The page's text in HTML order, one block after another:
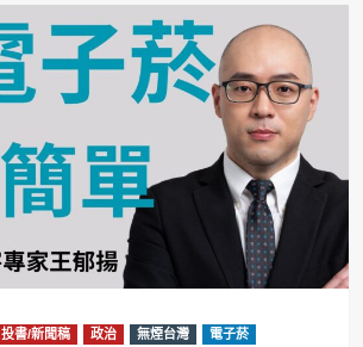
投書/新聞稿 政治 無煙台灣 電子菸